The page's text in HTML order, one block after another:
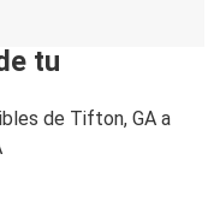
tu
de Tifton, GA a